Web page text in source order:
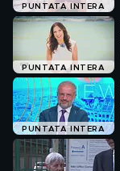
PUNTATA INTERA
PUNTATA INTERA
PUNTATA INTERA